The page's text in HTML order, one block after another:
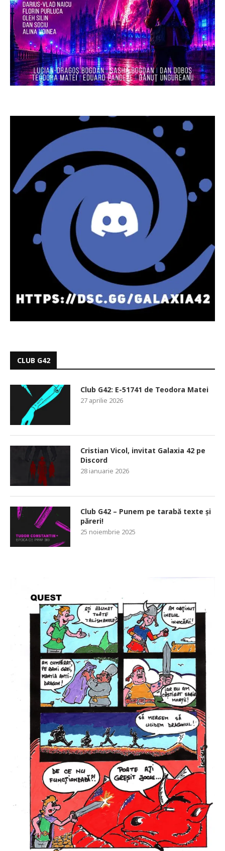
CLUB G42
Club G42: E-51741 de Teodora Matei
27 aprilie 2026
Cristian Vicol, invitat Galaxia 42 pe
Discord
28 ianuarie 2026
Club G42 – Punem pe tarabă texte și
păreri!
25 noiembrie 2025